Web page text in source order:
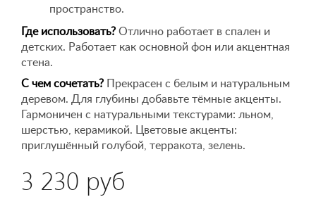
пространство.
Где использовать? Отлично работает в спален и
детских. Работает как основной фон или акцентная
стена.
С чем сочетать? Прекрасен с белым и натуральным
деревом. Для глубины добавьте тёмные акценты.
Гармоничен с натуральными текстурами: льном,
шерстью, керамикой. Цветовые акценты:
приглушённый голубой, терракота, зелень.
3 230 руб